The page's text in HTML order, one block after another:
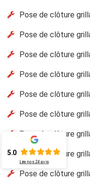
Pose de clôture
Pose de clôture
Pose de clôture
Pose de clôture
Pose de clôture
Pose de clôture
Pose de clôture
Pose de clôture
Pose de clôture
5.0
Lire nos 24 avis